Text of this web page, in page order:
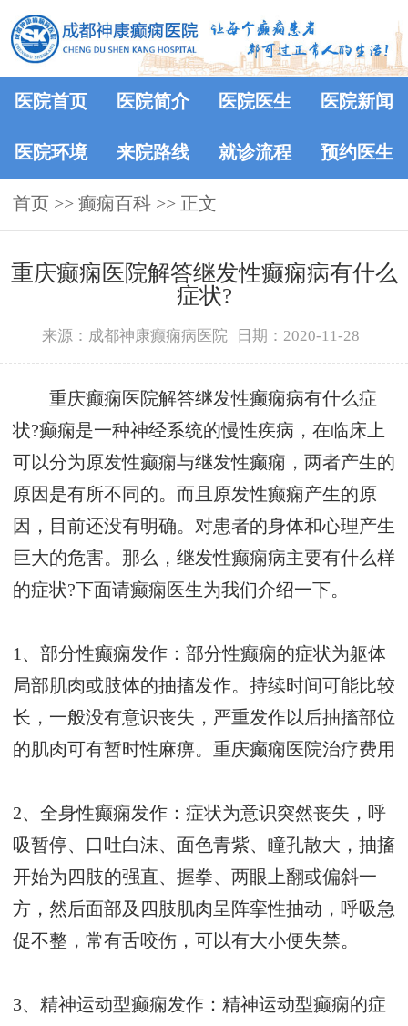
医院首页 医院简介 医院医生 医院新闻
医院环境 来院路线 就诊流程 预约医生
首页 >> 癫痫百科 >> 正文
重庆癫痫医院解答继发性癫痫病有什么
症状?
来源：成都神康癫痫病医院 日期：2020-11-28
重庆癫痫医院解答继发性癫痫病有什么症
状?癫痫是一种神经系统的慢性疾病，在临床上
可以分为原发性癫痫与继发性癫痫，两者产生的
原因是有所不同的。而且原发性癫痫产生的原
因，目前还没有明确。对患者的身体和心理产生
巨大的危害。那么，继发性癫痫病主要有什么样
的症状?下面请癫痫医生为我们介绍一下。
1、部分性癫痫发作：部分性癫痫的症状为躯体
局部肌肉或肢体的抽搐发作。持续时间可能比较
长，一般没有意识丧失，严重发作以后抽搐部位
的肌肉可有暂时性麻痹。 重庆癫痫医院治疗费用
2、全身性癫痫发作：症状为意识突然丧失，呼
吸暂停、口吐白沫、面色青紫、瞳孔散大，抽搐
开始为四肢的强直、握拳、两眼上翻或偏斜一
方，然后面部及四肢肌肉呈阵挛性抽动，呼吸急
促不整，常有舌咬伤，可以有大小便失禁。
3、精神运动型癫痫发作：精神运动型癫痫的症